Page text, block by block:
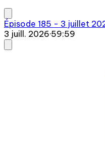
Épisode 185 - 3 juillet
3 juill. 2026·59:59